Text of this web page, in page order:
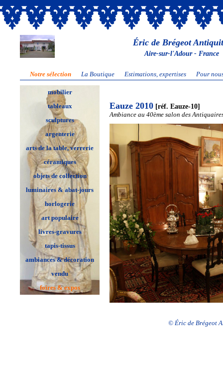
Éric de Brégeot
Aire-sur-l'Adour - France
Notre sélection La Boutique Estimations, expertises Pour
mobilier
tableaux
sculptures
argenterie
arts de la table, verrerie
céramiques
objets de collection
luminaires & abat-jours
horlogerie
art populaire
livres-gravures
tapis-tissus
ambiances & décoration
vendu
foires & expos
Eauze 2010 [réf. Eauze-10]
Ambiance au 40ème salon des
© Éric de Brégeot